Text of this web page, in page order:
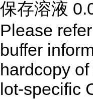
保存溶液
Please
buffer
hardcopy
lot-specific